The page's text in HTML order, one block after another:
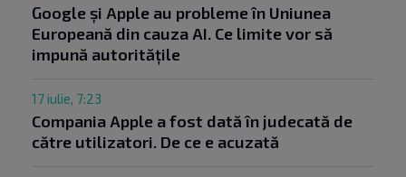
Google și Apple au probleme în Uniunea
Europeană din cauza AI. Ce limite vor să
impună autoritățile
17 iulie, 7:23
Compania Apple a fost dată în judecată de
către utilizatori. De ce e acuzată